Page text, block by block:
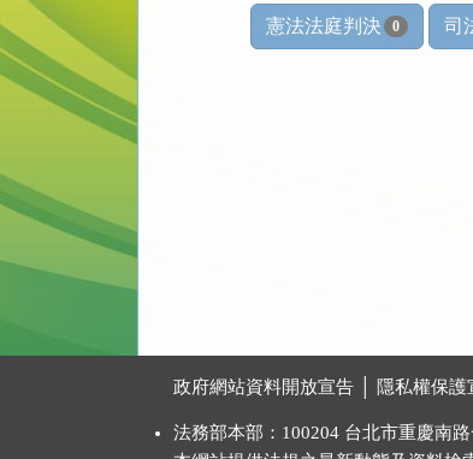
憲法法庭判決 0 司
政府網站資料開放宣告 隱私權保護
法務部本部：100204 台北市重慶南